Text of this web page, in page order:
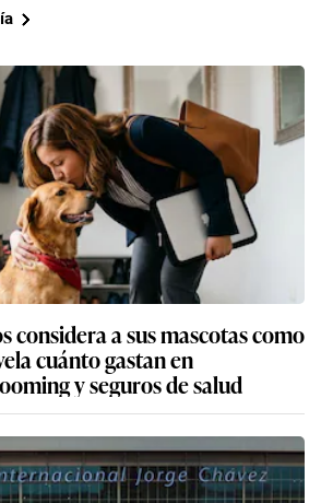
considera a sus mascotas como
cuánto gastan en
y seguros de salud